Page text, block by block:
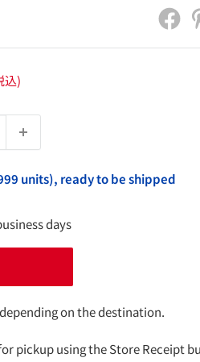
込)
units), ready to be shipped
days
on the destination.
pickup using the Store Receipt